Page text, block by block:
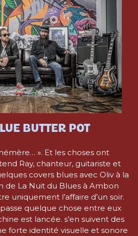
BUTTER POT
». Et les choses ont
Ray, chanteur, guitariste et
covers blues avec Oliv à la
de La Nuit du Blues à Ambon
uniquement l’affaire d’un soir.
passe quelque chose entre eux
est lancée. s’en suivent des
forte identité visuelle et sonore